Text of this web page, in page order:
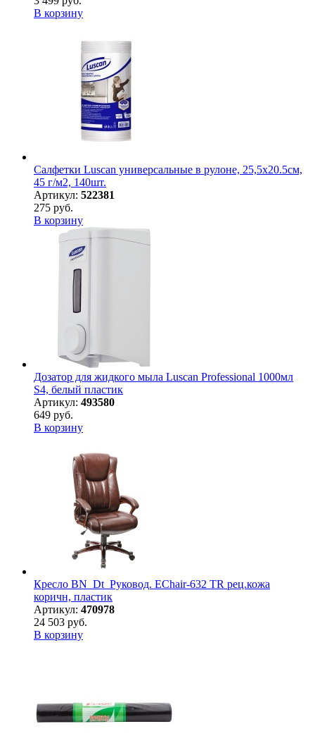
В корзину
Салфетки Luscan универсальные в рулоне, 25,5х20.5см,
45 г/м2, 140шт.
Артикул: 522381
275 руб.
В корзину
Дозатор для жидкого мыла Luscan Professional 1000мл
S4, белый пластик
Артикул: 493580
649 руб.
В корзину
Кресло BN_Dt_Руковод. EChair-632 TR рец.кожа
коричн, пластик
Артикул: 470978
24 503 руб.
В корзину